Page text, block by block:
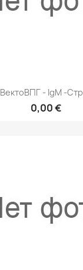
ВектоВПГ - IgM -
0,00 €